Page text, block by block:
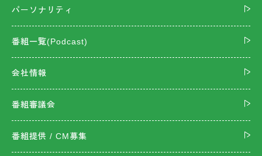
パーソナリティ
番組一覧(Podcast)
会社情報
番組審議会
番組提供 / CM募集